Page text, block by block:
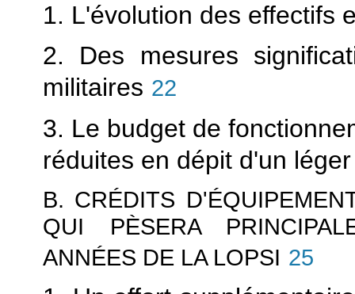
1. L'évolution des effectifs
2. Des mesures
militaires 22
3. Le budget de
réduites en dépit d'un
B. CRÉDITS
QUI PÈSERA
ANNÉES DE LA LOPSI 25